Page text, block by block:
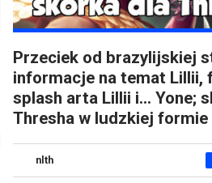
Przeciek od brazylijskiej
informacje na temat Lillii,
splash arta Lillii i… Yone;
Thresha w ludzkiej formie
nlth